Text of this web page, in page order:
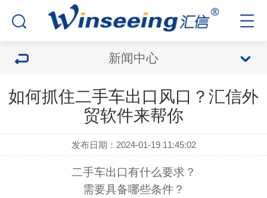
新闻中心
如何抓住二手车出口风口？汇信外
贸软件来帮你
发布日期：2024-01-19 11:45:02
二手车出口有什么要求？
需要具备哪些条件？